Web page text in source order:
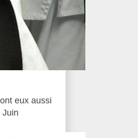
eux aussi
Juin